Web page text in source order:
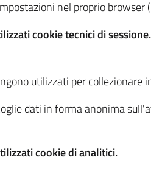
nel proprio browser
cookie tecnici di sessione.
utilizzati per collezionare
dati in forma anonima
cookie di analitici.